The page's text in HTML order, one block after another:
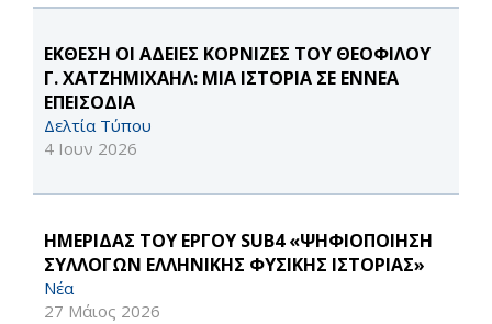
ΕΚΘΕΣΗ ΟΙ ΑΔΕΙΕΣ ΚΟΡΝΙΖΕΣ ΤΟΥ ΘΕΟΦΙΛΟΥ
Γ. ΧΑΤΖΗΜΙΧΑΗΛ: ΜΙΑ ΙΣΤΟΡΙΑ ΣΕ ΕΝΝΕΑ
ΕΠΕΙΣΟΔΙΑ
Δελτία Τύπου
4 Ιουν 2026
ΗΜΕΡΙΔΑΣ ΤΟΥ ΕΡΓΟΥ SUB4 «ΨΗΦΙΟΠΟΙΗΣΗ
ΣΥΛΛΟΓΩΝ ΕΛΛΗΝΙΚΗΣ ΦΥΣΙΚΗΣ ΙΣΤΟΡΙΑΣ»
Νέα
27 Μάιος 2026